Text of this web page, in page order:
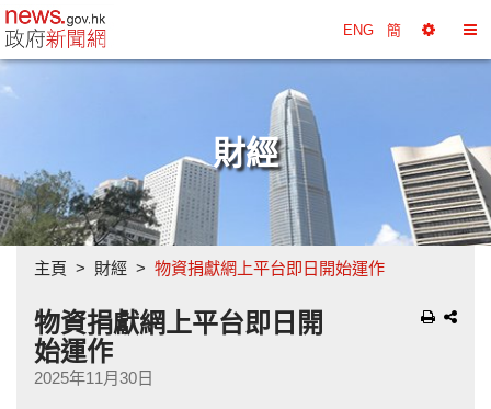
政府新聞網主頁 ENG 簡
擇
換
財經
主頁 財經 物資捐獻網上平台即日開始運作
物資捐獻網上平台即日開
始運作
2025年11月30日